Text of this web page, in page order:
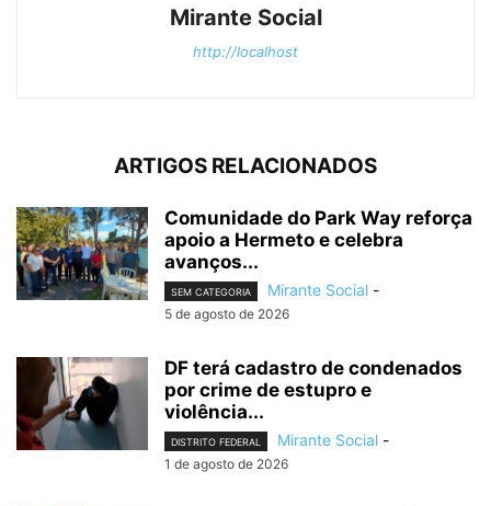
Mirante Social
http://localhost
ARTIGOS RELACIONADOS
Comunidade do Park Way reforça
apoio a Hermeto e celebra
avanços...
SEM CATEGORIA Mirante Social -
5 de agosto de 2026
DF terá cadastro de condenados
por crime de estupro e
violência...
DISTRITO FEDERAL Mirante Social -
1 de agosto de 2026